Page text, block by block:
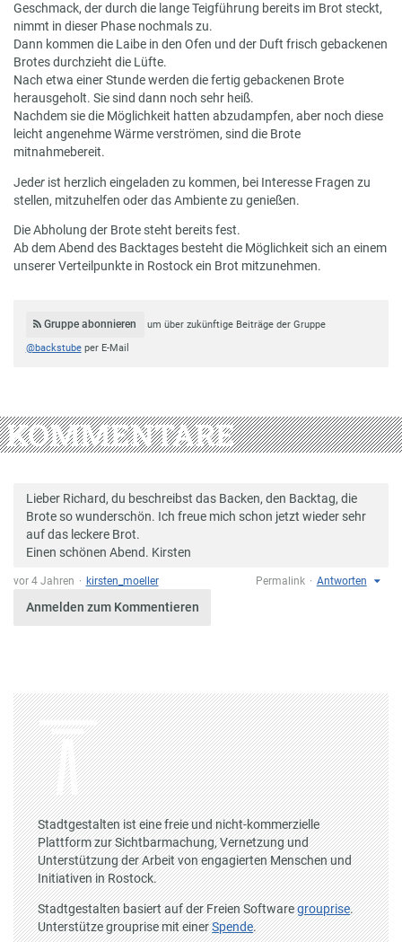
Geschmack, der durch die lange Teigführung bereits im Brot steckt,
nimmt in dieser Phase nochmals zu.
Dann kommen die Laibe in den Ofen und der Duft frisch gebackenen
Brotes durchzieht die Lüfte.
Nach etwa einer Stunde werden die fertig gebackenen Brote
herausgeholt. Sie sind dann noch sehr heiß.
Nachdem sie die Möglichkeit hatten abzudampfen, aber noch diese
leicht angenehme Wärme verströmen, sind die Brote
mitnahmebereit.
Jeder ist herzlich eingeladen zu kommen, bei Interesse Fragen zu
stellen, mitzuhelfen oder das Ambiente zu genießen.
Die Abholung der Brote steht bereits fest.
Ab dem Abend des Backtages besteht die Möglichkeit sich an einem
unserer Verteilpunkte in Rostock ein Brot mitzunehmen.
Gruppe abonnieren
um über zukünftige Beiträge der Gruppe
@backstubeper E-Mail
KOMMENTARE
Lieber Richard, du beschreibst das Backen, den Backtag, die
Brote so wunderschön. Ich freue mich schon jetzt wieder sehr
auf das leckere Brot.
Einen schönen Abend. Kirsten
vor 4 Jahren kirsten_moeller Permalink Antworten
Anmelden zum Kommentieren
Stadtgestalten ist eine freie und nicht-kommerzielle
Plattform zur Sichtbarmachung, Vernetzung und
Unterstützung der Arbeit von engagierten Menschen und
Initiativen in Rostock.
Stadtgestalten basiert auf der Freien Softwaregrouprise.
Unterstütze grouprise mit einerSpende.